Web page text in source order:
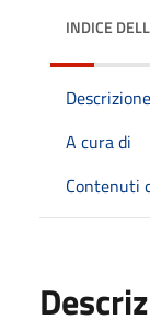
INDICE
Descrizione
A cura di
Contenuti